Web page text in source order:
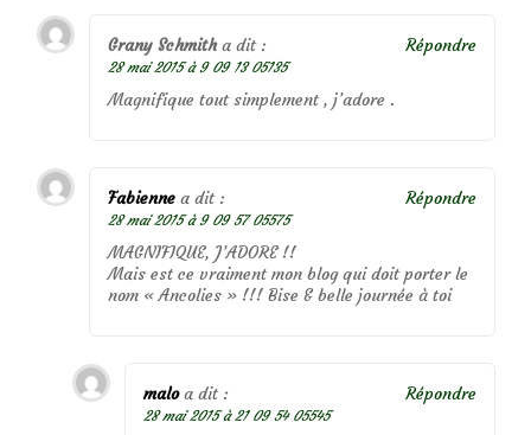
Grany Schmith a dit :
28 mai 2015 à 9 09 13 05135
Magnifique tout simplement , j’adore .
Répondre
Fabienne a dit :
28 mai 2015 à 9 09 57 05575
MAGNIFIQUE, J’ADORE !!
Mais est ce vraiment mon blog qui doit porter le
nom « Ancolies » !!! Bise & belle journée à toi
Répondre
malo a dit :
28 mai 2015 à 21 09 54 05545
Répondre